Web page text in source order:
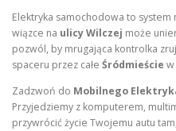
Elektryka samochodowa to system
wiązce na ulicy Wilczej może
pozwól, by mrugająca kontrolka
spaceru przez całe Śródmieście w
Zadzwoń do Mobilnego
Przyjedziemy z komputerem,
przywrócić życie Twojemu autu